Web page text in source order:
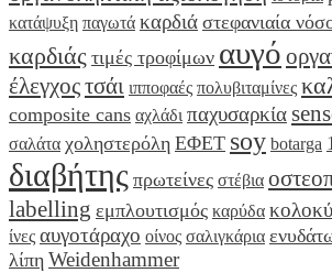
κατάψυξη παγωτά καρδιά στεφανιαία
καρδιάς τιμές τροφίμων αυγό
έλεγχοςτσάι ιπποφαές πολυβιταμίνες
composite cans αχλάδι παχυσαρκία
σαλάτα χοληστερόλη ΕΦΕΤ soy botarga
διαβήτης πρωτείνες στέβια
labelling εμπλουτισμός καρύδα
ίνες αυγοτάραχο οίνος σαλιγκάρια
λίπη Weidenhammer